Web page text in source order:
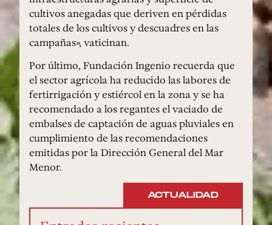
cultivos anegadas que deriven en pérdidas
totales de los cultivos y descuadres en las
campañas», vaticinan.
Por último, Fundación Ingenio recuerda que
el sector agrícola ha reducido las labores de
fertirrigación y estiércol en la zona y se ha
recomendado a los regantes el vaciado de
embalses de captación de aguas pluviales en
cumplimiento de las recomendaciones
emitidas por la Dirección General del Mar
Menor.
ACTUALIDAD